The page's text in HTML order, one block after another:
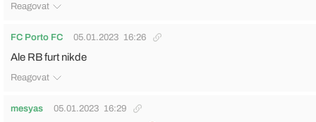
Reagovat
FC Porto FC 05.01.2023 16:26
Ale RB furt nikde
Reagovat
mesyas 05.01.2023 16:29